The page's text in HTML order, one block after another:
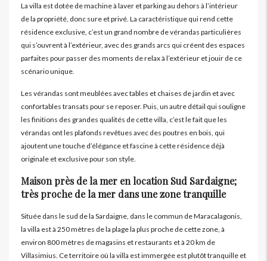
La villa est dotée de machine à laver et parking au dehors à l’intérieur
de la propriété, donc sure et privé. La caractéristique qui rend cette
résidence exclusive, c’est un grand nombre de vérandas particulières
qui s’ouvrent à l’extérieur, avec des grands arcs qui créent des espaces
parfaites pour passer des moments de relax à l’extérieur et jouir de ce
scénario unique.
Les vérandas sont meublées avec tables et chaises de jardin et avec
confortables transats pour se reposer. Puis, un autre détail qui souligne
les finitions des grandes qualités de cette villa, c’est le fait que les
vérandas ont les plafonds revêtues avec des poutres en bois, qui
ajoutent une touche d’élégance et fascine à cette résidence déjà
originale et exclusive pour son style.
Maison près de la mer en location Sud Sardaigne;
très proche de la mer dans une zone tranquille
Située dans le sud de la Sardaigne, dans le commun de Maracalagonis,
la villa est à 250 mètres de la plage la plus proche de cette zone, à
environ 800 mètres de magasins et restaurants et à 20 km de
Villasimius. Ce territoire où la villa est immergée est plutôt tranquille et